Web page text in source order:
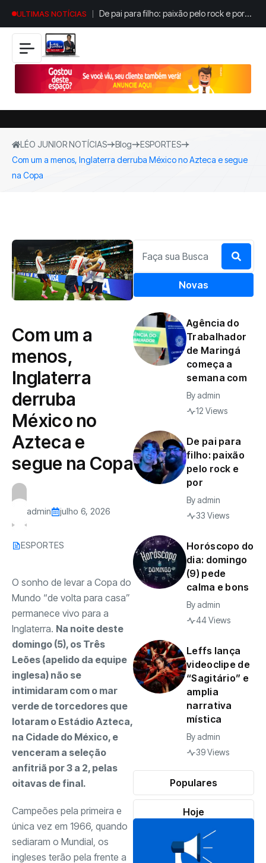
ULTIMAS NOTÍCIAS
De pai para filho: paixão pelo rock e por
discos de vinil atravessa gerações em
LÉO JUNIOR NOTÍCIAS Blog
ESPORTES
Com um a menos, Inglaterra derruba México no Azteca e segue
na Copa
Com um a
menos,
Inglaterra
derruba
México no
Azteca e
segue na Copa
admin julho 6, 2026
ESPORTES
O sonho de levar a Copa do
Mundo “de volta para casa”
permanece vivo para a
Inglaterra. Na noite deste
domingo (5), os Três
Leões (apelido da equipe
inglesa) não se
intimidaram com o mar
verde de torcedores que
lotaram o Estádio Azteca,
na Cidade do México, e
venceram a seleção
anfitriã por 3 a 2, pelas
oitavas de final.
Campeões pela primeira e
única vez em 1966, quando
sediaram o Mundial, os
ingleses terão pela frente a
Novas
Populares
Hoje
Agência do
Trabalhador
de Maringá
começa a
semana com
By admin
12 Views
De pai para
filho: paixão
pelo rock e
por
By admin
33 Views
Horóscopo do
dia: domingo
(9) pede
calma e bons
By admin
44 Views
Leffs lança
videoclipe de
“Sagitário” e
amplia
narrativa
mística
By admin
39 Views